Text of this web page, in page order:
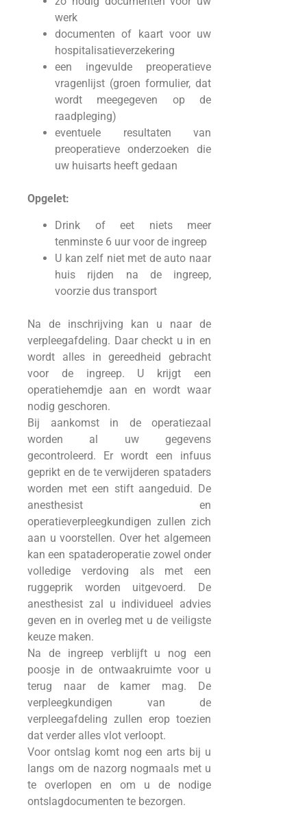
werk
documenten of kaart voor uw
hospitalisatieverzekering
een ingevulde preoperatieve
vragenlijst (groen formulier, dat
wordt meegegeven op de
raadpleging)
eventuele resultaten van
preoperatieve onderzoeken die
uw huisarts heeft gedaan
Opgelet:
Drink of eet niets meer
tenminste 6 uur voor de ingreep
U kan zelf niet met de auto naar
huis rijden na de ingreep,
voorzie dus transport
Na de inschrijving kan u naar de
verpleegafdeling. Daar checkt u in en
wordt alles in gereedheid gebracht
voor de ingreep. U krijgt een
operatiehemdje aan en wordt waar
nodig geschoren.
Bij aankomst in de operatiezaal
worden al uw gegevens
gecontroleerd. Er wordt een infuus
geprikt en de te verwijderen spataders
worden met een stift aangeduid. De
anesthesist en
operatieverpleegkundigen zullen zich
aan u voorstellen. Over het algemeen
kan een spataderoperatie zowel onder
volledige verdoving als met een
ruggeprik worden uitgevoerd. De
anesthesist zal u individueel advies
geven en in overleg met u de veiligste
keuze maken.
Na de ingreep verblijft u nog een
poosje in de ontwaakruimte voor u
terug naar de kamer mag. De
verpleegkundigen van de
verpleegafdeling zullen erop toezien
dat verder alles vlot verloopt.
Voor ontslag komt nog een arts bij u
langs om de nazorg nogmaals met u
te overlopen en om u de nodige
ontslagdocumenten te bezorgen.